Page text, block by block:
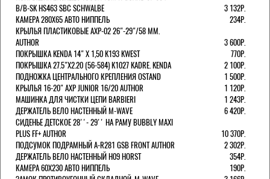
B/B-SK HS463 SBC SCHWALBE
3 132Р.
КАМЕРА 280Х65 АВТО НИППЕЛЬ
234Р.
КРЫЛЬЯ ПЛАСТИКОВЫЕ AXP-02 26"-29"/58 ММ.
AUTHOR
3 600Р.
ПОКРЫШКА KENDA 14" Х 1,50 K193 KWEST
770Р.
ПОКРЫШКА 27.5"Х2.20 (56-584) K1027 KADRE. KENDA
2 100Р.
ПОДНОЖКА ЦЕНТРАЛЬНОГО КРЕПЛЕНИЯ OSTAND
1 500Р.
КРЫЛЬЯ 16-20" AXP JUNIOR 16/20 AUTHOR
1 120Р.
МАШИНКА ДЛЯ ЧИСТКИ ЦЕПИ BARBIERI
1 243Р.
ДЕРЖАТЕЛЬ ВЕЛО НАСТЕННЫЙ M-WAVE
6 420Р.
СИДЕНЬЕ ДЕТСКОЕ 28''- 29'' НА РАМУ BUBBLY MAXI
PLUS FF+ AUTHOR
10 370Р.
ПОДСУМОК ПОДРАМНЫЙ A-R281 GSB FRONT AUTHOR
2 302Р.
ДЕРЖАТЕЛЬ ВЕЛО НАСТЕННЫЙ H09 HORST
354Р.
КАМЕРА 60X230 АВТО НИППЕЛЬ
190Р.